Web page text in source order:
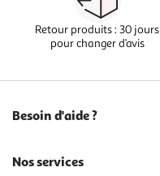
Retour produits : 30 jours
pour changer d’avis
Besoin d'aide ?
Nos services